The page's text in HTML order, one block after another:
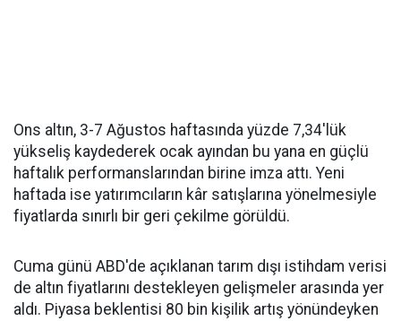
Ons altın, 3-7 Ağustos haftasında yüzde 7,34'lük
yükseliş kaydederek ocak ayından bu yana en güçlü
haftalık performanslarından birine imza attı. Yeni
haftada ise yatırımcıların kâr satışlarına yönelmesiyle
fiyatlarda sınırlı bir geri çekilme görüldü.
Cuma günü ABD'de açıklanan tarım dışı istihdam verisi
de altın fiyatlarını destekleyen gelişmeler arasında yer
aldı. Piyasa beklentisi 80 bin kişilik artış yönündeyken